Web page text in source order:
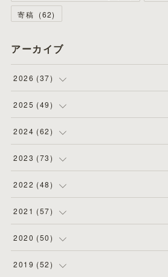
寄稿 (62)
アーカイブ
2026 (37)
(4)
(8)
(2)
( 11
2025 (49)
(3)
(4)
(3)
(4)
2024 (62)
(4)
(5)
(5)
(3 )
2023 (73)
(8)
(6)
(7)
(5)
2022 (48)
(4)
(4)
(5)
2021 (57)
(6)
(8)
2020 (50)
(2)
2019 (52)